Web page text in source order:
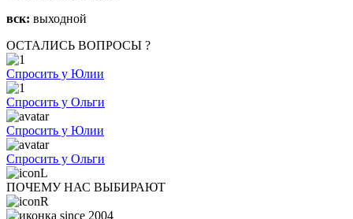
вск: выходной
ОСТАЛИСЬ ВОПРОСЫ ?
Спросить у Юлии
Спросить у Ольги
Спросить у Юлии
Спросить у Ольги
ПОЧЕМУ НАС ВЫБИРАЮТ